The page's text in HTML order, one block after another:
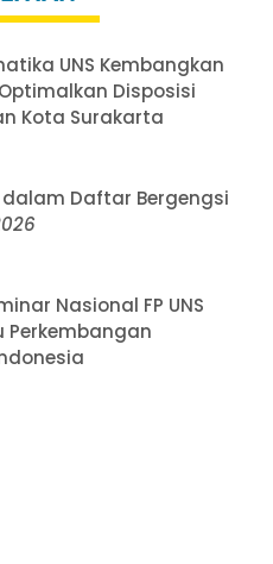
UNS Kembangkan
Disposisi
Kota Surakarta
dalam Daftar Bergengsi
Nasional FP UNS
Perkembangan